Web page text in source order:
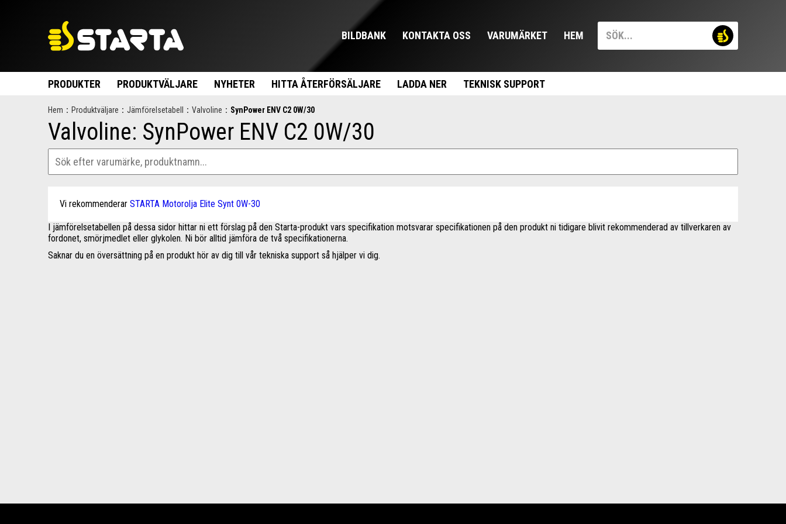
BILDBANK KONTAKTA OSS VARUMÄRKET HEM
PRODUKTER PRODUKTVÄLJARE NYHETER HITTA ÅTERFÖRSÄLJARE LADDA NER TEKNISK SUPPORT
Hem : Produktväljare : Jämförelsetabell : Valvoline : SynPower ENV C2 0W/30
Valvoline: SynPower ENV C2 0W/30
Vi rekommenderar STARTA Motorolja Elite Synt 0W-30
I jämförelsetabellen på dessa sidor hittar ni ett förslag på den Starta-produkt vars specifikation motsvarar specifikationen på den produkt ni tidigare blivit rekommenderad av tillverkaren av
fordonet, smörjmedlet eller glykolen. Ni bör alltid jämföra de två specifikationerna.
Saknar du en översättning på en produkt hör av dig till vår tekniska support så hjälper vi dig.